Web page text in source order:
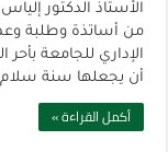
الأستاذ الدكتور
من أساتذة وطلبة
الإداري للجامعة بأحر
أن يجعلها سنة سلام
أكمل القراءة »